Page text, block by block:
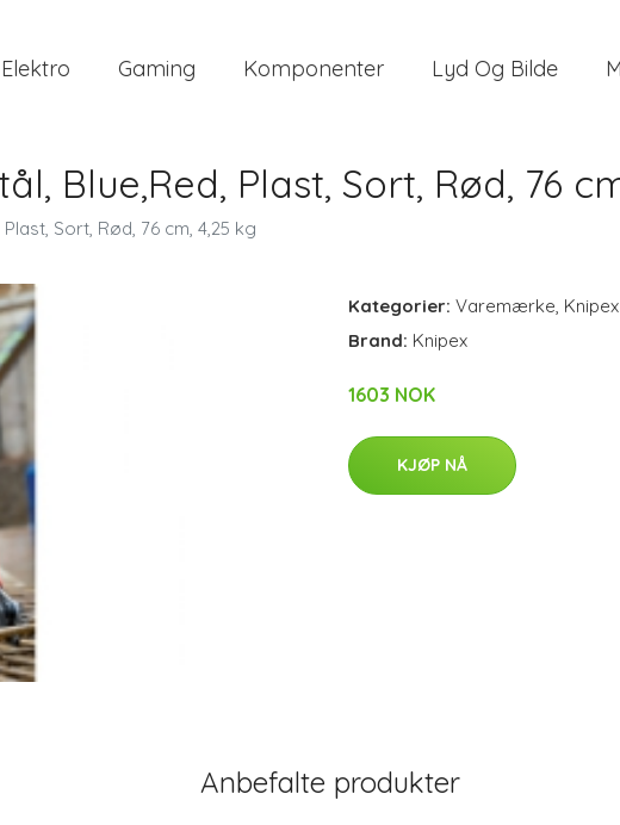
Elektro Gaming Komponenter Lyd Og Bilde
Blue,Red, Plast, Sort, Rød, 76
Sort, Rød, 76 cm, 4,25 kg
Kategorier: Varemærke, Knipex
Brand: Knipex
1603 NOK
KJØP NÅ
Anbefalte produkter